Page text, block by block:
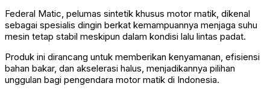
Federal Matic, pelumas sintetik khusus motor matik, dikenal
sebagai spesialis dingin berkat kemampuannya menjaga suhu
mesin tetap stabil meskipun dalam kondisi lalu lintas padat.
Produk ini dirancang untuk memberikan kenyamanan, efisiensi
bahan bakar, dan akselerasi halus, menjadikannya pilihan
unggulan bagi pengendara motor matik di Indonesia.